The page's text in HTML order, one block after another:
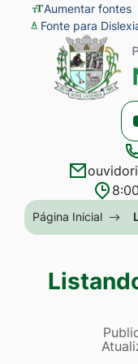
Seção
de
atalhos
acessibilidade
Ir
para
conteúdo
menu
[alt+2]
para
Aumentar fontes
Fonte para
Seção
menu
Seção
do
principal
Página Inicial
Página